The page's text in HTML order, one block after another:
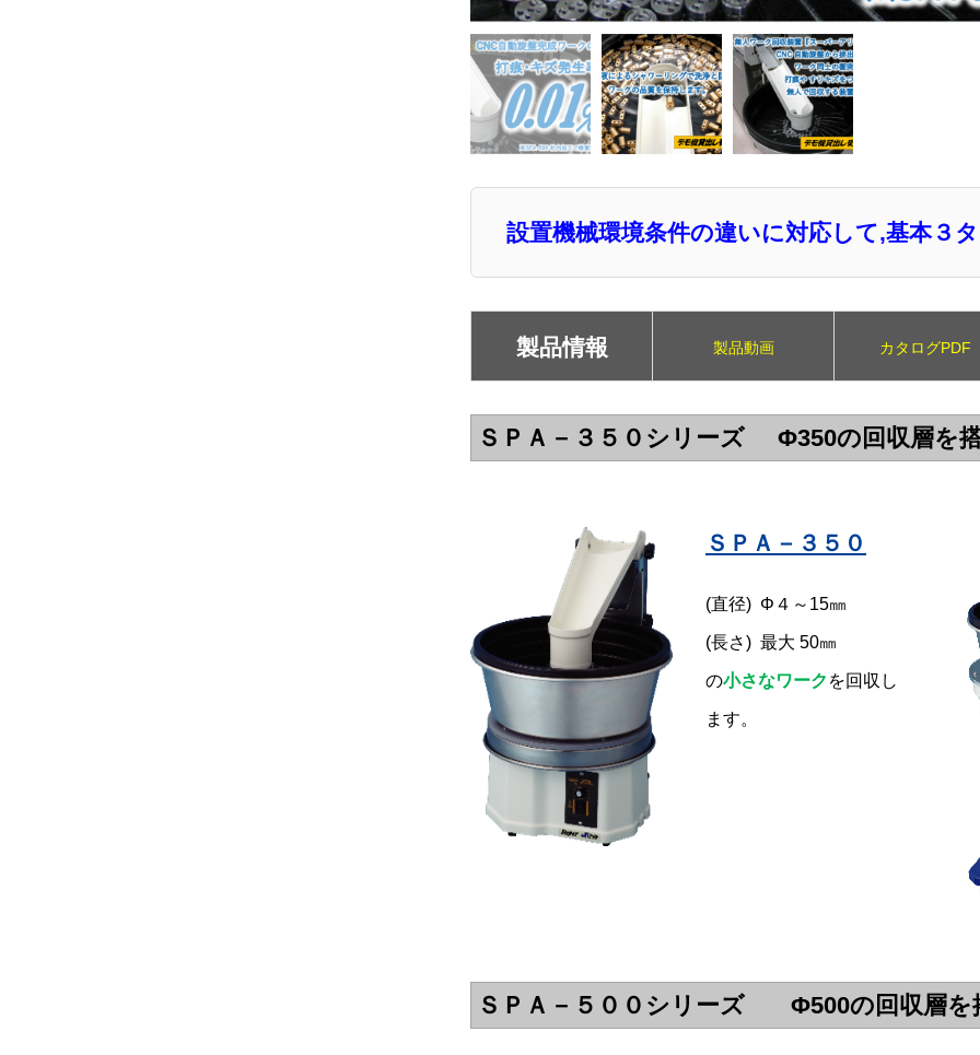
設置機械環境条件の違いに対応して,基本３
製品情報 製品動画 カタログPDF
ＳＰＡ－３５０シリーズ Φ350の回収層を
ＳＰＡ－３５０
(直径) Φ４～15㎜
(長さ) 最大 50㎜
の小さなワーク を回収し
ます。
ＳＰＡ－５００シリーズ Φ500の回収層を